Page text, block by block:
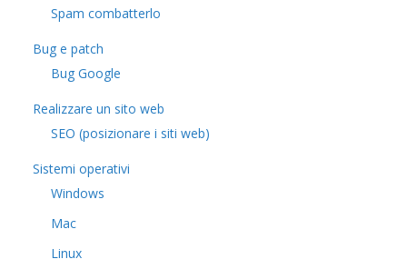
Spam combatterlo
Bug e patch
Bug Google
Realizzare un sito web
SEO (posizionare i siti web)
Sistemi operativi
Windows
Mac
Linux